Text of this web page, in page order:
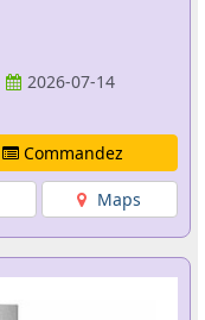
2026-07-14
Commandez
Maps